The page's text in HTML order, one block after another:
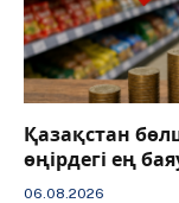
Қазақстан
өңірдегі ең
06.08.2026